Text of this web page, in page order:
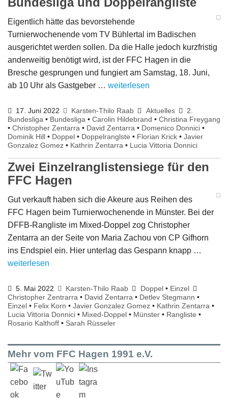
Eigentlich hätte das bevorstehende
Turnierwochenende vom TV Bühlertal im Badischen
ausgerichtet werden sollen. Da die Halle jedoch kurzfristig
anderweitig benötigt wird, ist der FFC Hagen in die
Bresche gesprungen und fungiert am Samstag, 18. Juni,
ab 10 Uhr als Gastgeber … weiterlesen
17. Juni 2022 Karsten-Thilo Raab Aktuelles
2.
Bundesliga • Bundesliga • Carolin Hildebrand • Christina Freygang
• Christopher Zentarra • David Zentarra • Domenico Donnici •
Dominik Hill • Doppel • Doppelranglste • Florian Krick • Javier
Gonzalez Gomez • Kathrin Zentarra • Lucia Vittoria Donnici
Zwei Einzelranglistensiege für den
FFC Hagen
Gut verkauft haben sich die Akeure aus Reihen des
FFC Hagen beim Turnierwochenende in Münster. Bei der
DFFB-Rangliste im Mixed-Doppel zog Christopher
Zentarra an der Seite von Maria Zachou von CP Gifhorn
ins Endspiel ein. Hier unterlag das Gespann knapp …
weiterlesen
5. Mai 2022 Karsten-Thilo Raab Doppel• Einzel
Christopher Zentrarra • David Zentarra • Detlev Stegmann •
Einzel • Felix Korn • Javier Gonzalez Gomez • Kathrin Zentarra •
Lucia Vittoria Donnici • Mixed-Doppel • Münster • Rangliste •
Rosario Kalthoff • Sarah Rüsseler
Mehr vom FFC Hagen 1991 e.V.